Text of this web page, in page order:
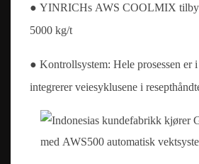
● YINRICHs AWS COOLMIX tilbyr
5000 kg/t
● Kontrollsystem: Hele prosessen er
integrerer veiesyklusene i